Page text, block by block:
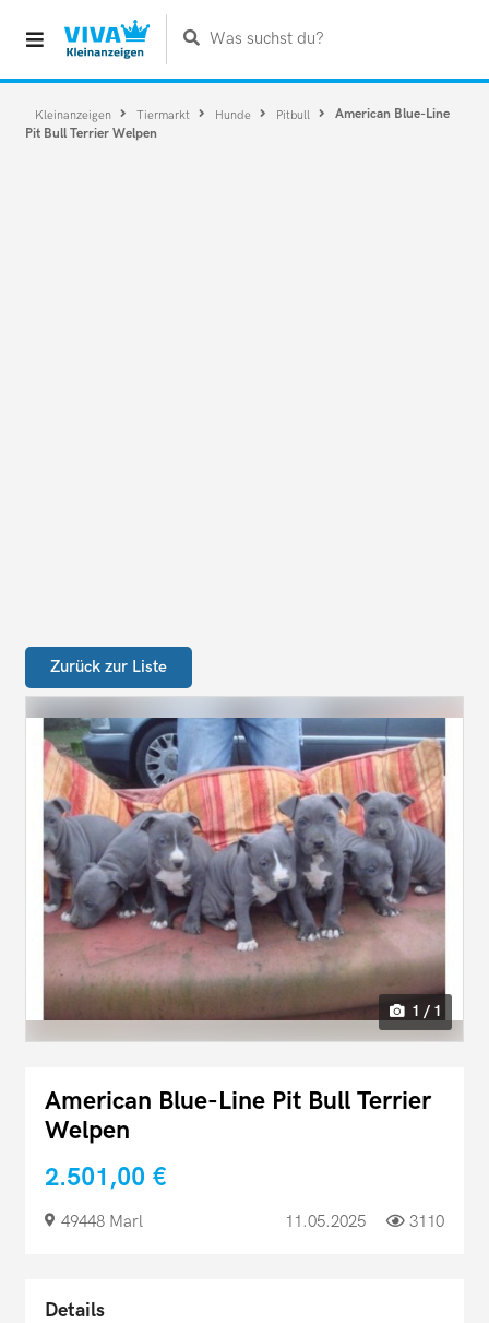
Was suchst du?
Kleinanzeigen Tiermarkt Hunde Pitbull
American Blue-Line
Pit Bull Terrier Welpen
Zurück zur Liste
1 / 1
American Blue-Line Pit Bull Terrier
Welpen
2.501,00 €
49448 Marl 11.05.2025 3110
Details